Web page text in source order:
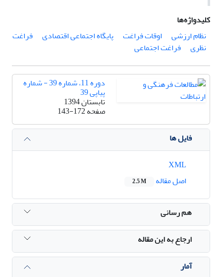
کلیدواژه‌ها
نظام ارزشی
اوقات فراغت پایگاه اجتماعی اقتصادی
فراغت
نظری
فراغت اجتماعی
دوره 11، شماره 39 - شماره
پیاپی 39
تابستان 1394
صفحه143-172
فایل ها
اصل مقاله
2.5 M
هم رسانی
ارجاع به این مقاله
آمار